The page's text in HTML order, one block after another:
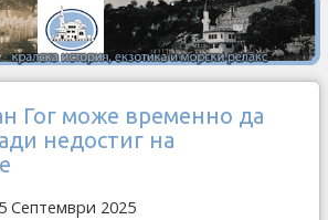
Гог може временно да
недостиг на
Септември 2025